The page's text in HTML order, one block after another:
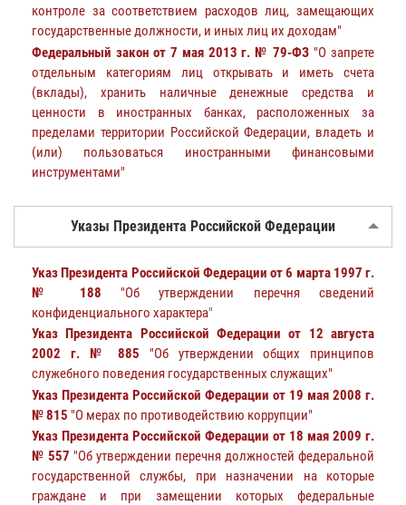
контроле за соответствием расходов лиц, замещающих
государственные должности, и иных лиц их доходам"
Федеральный закон от 7 мая 2013 г. № 79-ФЗ "О запрете
отдельным категориям лиц открывать и иметь счета
(вклады), хранить наличные денежные средства и
ценности в иностранных банках, расположенных за
пределами территории Российской Федерации, владеть и
(или) пользоваться иностранными финансовыми
инструментами"
Указы Президента Российской Федерации
Указ Президента Российской Федерации от 6 марта 1997 г.
№ 188 "Об утверждении перечня сведений
конфиденциального характера"
Указ Президента Российской Федерации от 12 августа
2002 г. № 885 "Об утверждении общих принципов
служебного поведения государственных служащих"
Указ Президента Российской Федерации от 19 мая 2008 г.
№ 815 "О мерах по противодействию коррупции"
Указ Президента Российской Федерации от 18 мая 2009 г.
№ 557 "Об утверждении перечня должностей федеральной
государственной службы, при назначении на которые
граждане и при замещении которых федеральные